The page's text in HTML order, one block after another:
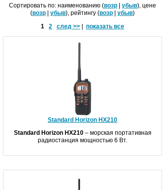
Сортировать по: наименованию (возр убыв), цене
(возр убыв), рейтингу (возр убыв)
1
2 след >> показать все
Standard Horizon HX210
Standard HorizonHX210– морская портативная
радиостанция мощностью 6 Вт.